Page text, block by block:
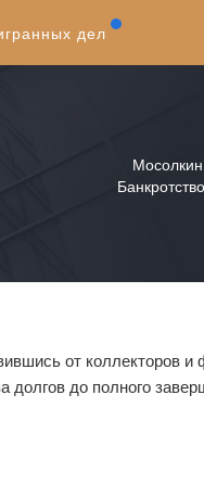
дел
от коллекторов и
до полного